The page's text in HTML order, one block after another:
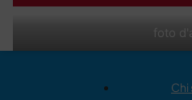
foto
Chi